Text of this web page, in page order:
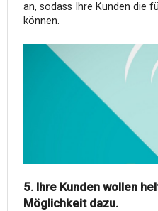
an, sodass Ihre Kunden die
können.
5. Ihre Kunden wollen
Möglichkeit dazu.